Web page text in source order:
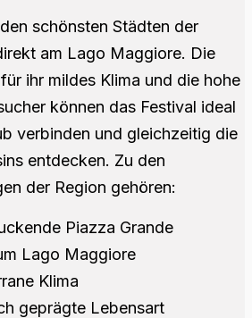
schönsten Städten der
am Lago Maggiore. Die
ihr mildes Klima und die hohe
können das Festival ideal
verbinden und gleichzeitig die
entdecken. Zu den
der Region gehören:
Piazza Grande
Lago Maggiore
Klima
geprägte Lebensart